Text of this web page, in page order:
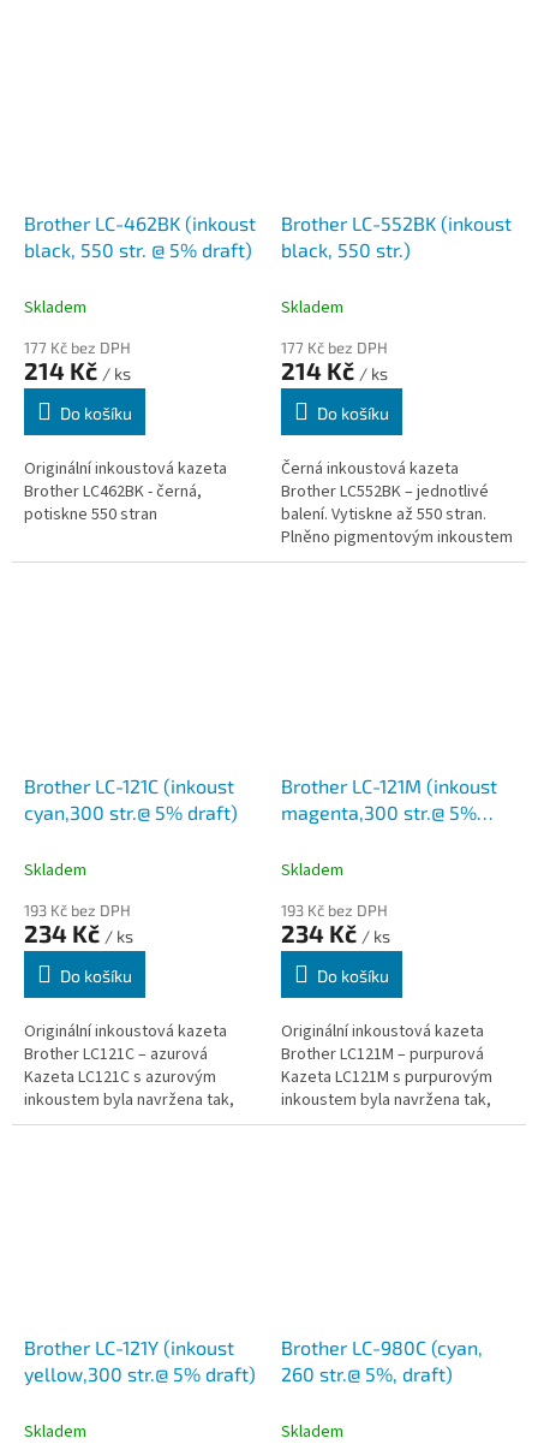
Brother LC-462BK (inkoust
black, 550 str. @ 5% draft)
Skladem
177 Kč bez DPH
214 Kč / ks
Do košíku
Originální inkoustová kazeta
Brother LC462BK - černá,
potiskne 550 stran
Brother LC-552BK (inkoust
black, 550 str.)
Skladem
177 Kč bez DPH
214 Kč / ks
Do košíku
Černá inkoustová kazeta
Brother LC552BK – jednotlivé
balení. Vytiskne až 550 stran.
Plněno pigmentovým inkoustem
pro poskytování ostrých,
Brother LC-121C (inkoust
cyan,300 str.@ 5% draft)
Skladem
193 Kč bez DPH
234 Kč / ks
Do košíku
Originální inkoustová kazeta
Brother LC121C – azurová
Kazeta LC121C s azurovým
inkoustem byla navržena tak,
aby vaše tištěné dokumenty
Brother LC-121M (inkoust
magenta,300 str.@ 5%
Skladem
193 Kč bez DPH
234 Kč / ks
Do košíku
Originální inkoustová kazeta
Brother LC121M – purpurová
Kazeta LC121M s purpurovým
inkoustem byla navržena tak,
aby vaše tištěné dokumenty
Brother LC-121Y (inkoust
yellow,300 str.@ 5% draft)
Skladem
Brother LC-980C (cyan,
260 str.@ 5%, draft)
Skladem